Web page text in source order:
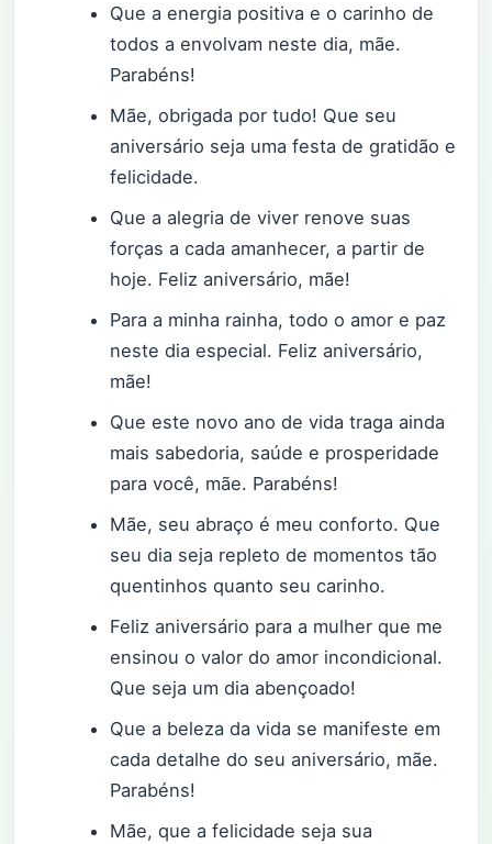
Que a energia positiva e o carinho de
todos a envolvam neste dia, mãe.
Parabéns!
Mãe, obrigada por tudo! Que seu
aniversário seja uma festa de gratidão e
felicidade.
Que a alegria de viver renove suas
forças a cada amanhecer, a partir de
hoje. Feliz aniversário, mãe!
Para a minha rainha, todo o amor e paz
neste dia especial. Feliz aniversário,
mãe!
Que este novo ano de vida traga ainda
mais sabedoria, saúde e prosperidade
para você, mãe. Parabéns!
Mãe, seu abraço é meu conforto. Que
seu dia seja repleto de momentos tão
quentinhos quanto seu carinho.
Feliz aniversário para a mulher que me
ensinou o valor do amor incondicional.
Que seja um dia abençoado!
Que a beleza da vida se manifeste em
cada detalhe do seu aniversário, mãe.
Parabéns!
Mãe, que a felicidade seja sua